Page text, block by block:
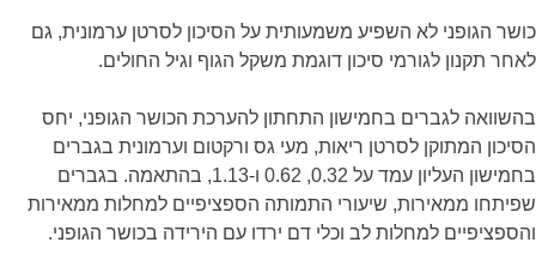
כושר הגופני לא השפיע משמעותית על הסיכון לסרטן ערמונית, גם
לאחר תקנון לגורמי סיכון דוגמת משקל הגוף וגיל החולים.
בהשוואה לגברים בחמישון התחתון להערכת הכושר הגופני, יחס
הסיכון המתוקן לסרטן ריאות, מעי גס ורקטום וערמונית בגברים
בחמישון העליון עמד על 0.32, 0.62 ו-1.13, בהתאמה. בגברים
שפיתחו ממאירות, שיעורי התמותה הספציפיים למחלות ממאירות
והספציפיים למחלות לב וכלי דם ירדו עם הירידה בכושר הגופני.